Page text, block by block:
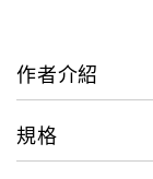
作者介紹
規格